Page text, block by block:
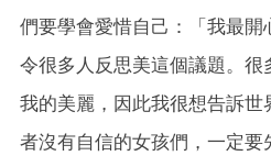
們要學會愛惜自己：「我最
令很多人反思美這個議題。很
我的美麗，因此我很想告訴
者沒有自信的女孩們，一定要